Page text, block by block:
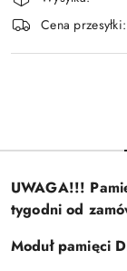
Cena przesyłki:
UWAGA!!!
tygodni od
Moduł pamięci